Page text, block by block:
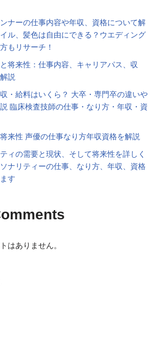
ナーの仕事内容や年収、資格について解
ル、髪色は自由にできる？ウエディング
もリサーチ！
将来性：仕事内容、キャリアパス、収
説
・給料はいくら？ 大卒・専門卒の違いや
臨床検査技師の仕事・なり方・年収・資
来性 声優の仕事なり方年収資格を解説
ィの需要と現状、そして将来性を詳しく
ナリティーの仕事、なり方、年収、資格
す
はありません。